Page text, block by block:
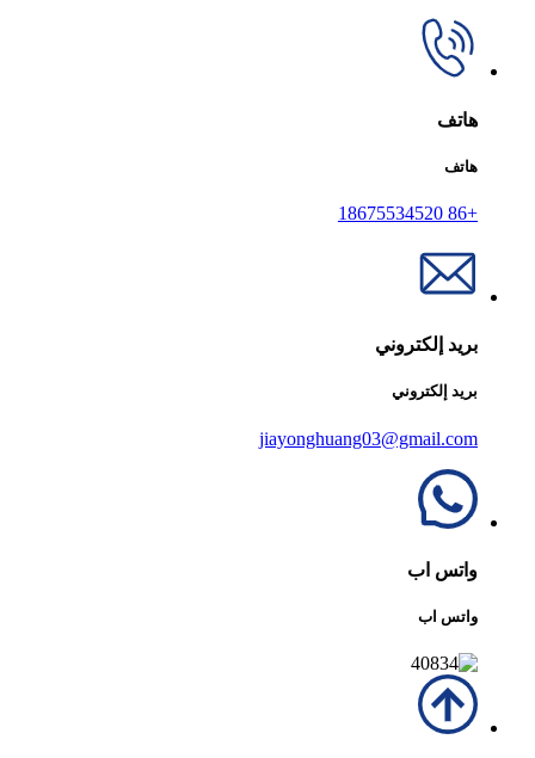
هاتف
هاتف
+86 18675534520
بريد إلكتروني
بريد إلكتروني
jiayonghuang03@gmail.com
واتس اب
واتس اب